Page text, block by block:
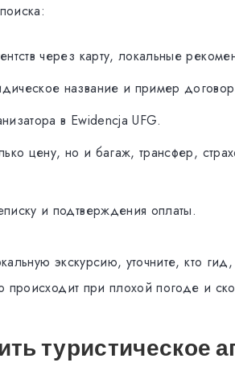
через карту, локальные
название и пример
в Ewidencja UFG.
цену, но и багаж, трансфер,
и подтверждения оплаты.
экскурсию, уточните, кто
происходит при плохой погоде и
туристическое